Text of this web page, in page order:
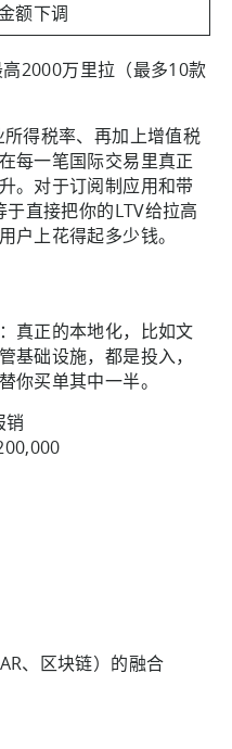
额下调
2000万里拉（最多10款
得税率、再加上增值税
每一笔国际交易里真正
。对于订阅制应用和带
直接把你的LTV给拉高
户上花得起多少钱。
真正的本地化，比如文
基础设施，都是投入，
你买单其中一半。
销
、区块链）的融合